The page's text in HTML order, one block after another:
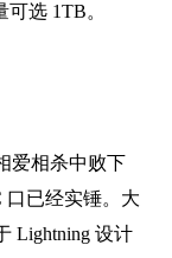
选 1TB。
爱相杀中败下
口已经实锤。大
Lightning 设计